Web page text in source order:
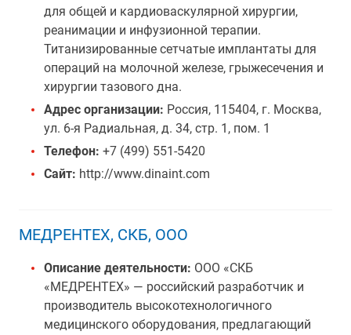
для общей и кардиоваскулярной хирургии,
реанимации и инфузионной терапии.
Титанизированные сетчатые имплантаты для
операций на молочной железе, грыжесечения и
хирургии тазового дна.
Адрес организации: Россия, 115404, г. Москва,
ул. 6-я Радиальная, д. 34, стр. 1, пом. 1
Телефон: +7 (499) 551-5420
Сайт: http://www.dinaint.com
МЕДРЕНТЕХ, СКБ, ООО
Описание деятельности: ООО «СКБ
«МЕДРЕНТЕХ» — российский разработчик и
производитель высокотехнологичного
медицинского оборудования, предлагающий